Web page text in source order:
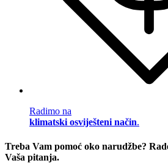
Radimo na
klimatski osviješteni način.
Treba Vam pomoć oko narudžbe?
Vaša pitanja.